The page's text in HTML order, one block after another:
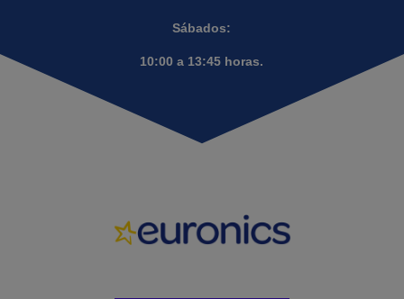
Sábados:
10:00 a 13:45 horas.